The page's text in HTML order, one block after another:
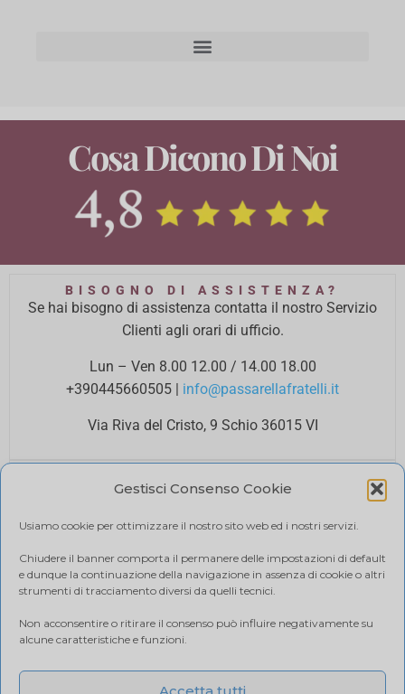
Gestisci Consenso Cookie
Usiamo cookie per ottimizzare il nostro sito web ed i nostri servizi.
Chiudere il banner comporta il permanere delle impostazioni di default
e dunque la continuazione della navigazione in assenza di cookie o altri
strumenti di tracciamento diversi da quelli tecnici.
Non acconsentire o ritirare il consenso può influire negativamente su
alcune caratteristiche e funzioni.
Accetta tutti
Cosa Dicono Di Noi
BISOGNO DI ASSISTENZA?
Se hai bisogno di assistenza contatta il nostro Servizio
Clienti agli orari di ufficio.
Lun – Ven 8.00 12.00 / 14.00 18.00
+390445660505 | info@passarellafratelli.it
Via Riva del Cristo, 9 Schio 36015 VI
I tuoi pagamenti online sono protetti e accettiamo il
RIMBORSI E RESI
Politica di reso
SPEDIZIONE
alla quantità di acquisto. Visualizza il tuo carrello.